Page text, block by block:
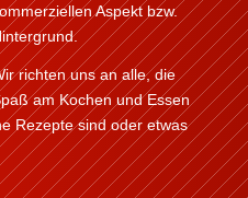
Aspekt bzw.
richten uns an alle, die
am Kochen und Essen
Rezepte sind oder etwas